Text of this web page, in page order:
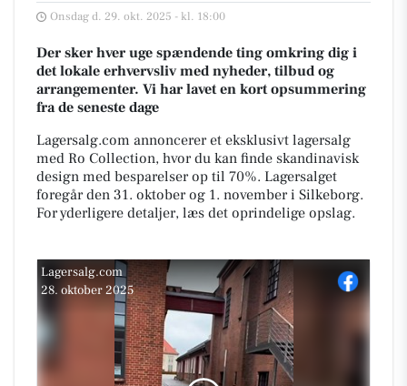
Onsdag d. 29. okt. 2025 - kl. 18:00
Der sker hver uge spændende ting omkring dig i
det lokale erhvervsliv med nyheder, tilbud og
arrangementer. Vi har lavet en kort opsummering
fra de seneste dage
Lagersalg.com annoncerer et eksklusivt lagersalg
med Ro Collection, hvor du kan finde skandinavisk
design med besparelser op til 70%. Lagersalget
foregår den 31. oktober og 1. november i Silkeborg.
For yderligere detaljer, læs det oprindelige opslag.
Lagersalg.com
28. oktober 2025